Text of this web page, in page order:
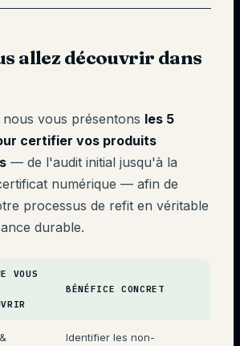
allez découvrir dans
nous vous présentons les 5
certifier vos produits
— de l'audit initial jusqu'à la
numérique — afin de
processus de refit en véritable
durable.
VOUS
BÉNÉFICE CONCRET
Identifier les non-